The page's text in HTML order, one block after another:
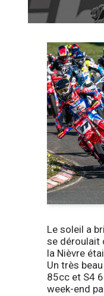
Le soleil a
se déroulait
la Nièvre
Un très
85cc et S4
week-end